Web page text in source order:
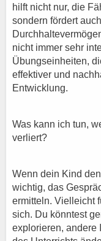
hilft nicht nur, die
sondern fördert
nicht immer sehr
Übungseinheiten,
effektiver und
Entwicklung.
Was kann ich tun,
verliert?
Wenn dein Kind
wichtig, das
ermitteln. Vielleicht
sich. Du könntest
explorieren, andere